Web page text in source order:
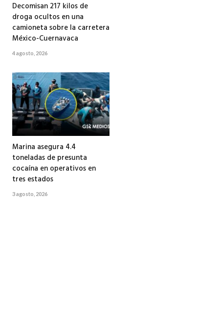
Decomisan 217 kilos de
droga ocultos en una
camioneta sobre la carretera
México-Cuernavaca
4 agosto, 2026
Marina asegura 4.4
toneladas de presunta
cocaína en operativos en
tres estados
3 agosto, 2026